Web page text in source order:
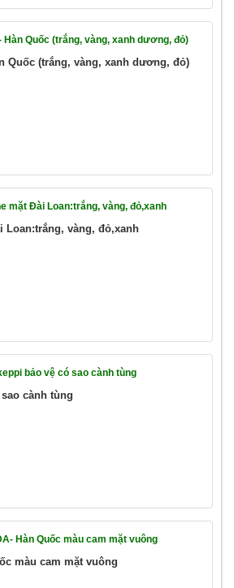
Quốc (trắng, vàng, xanh dương, đỏ)
Loan:trắng, vàng, đỏ,xanh
cành tùng
màu cam mặt vuông